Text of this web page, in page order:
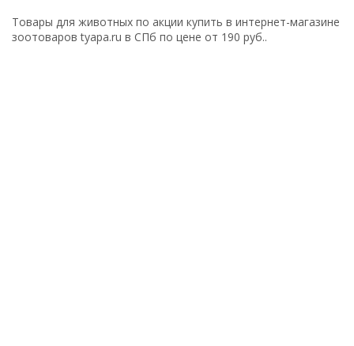
Товары для животных по акции купить в интернет-магазине
зоотоваров tyapa.ru в СПб по цене от 190 руб..